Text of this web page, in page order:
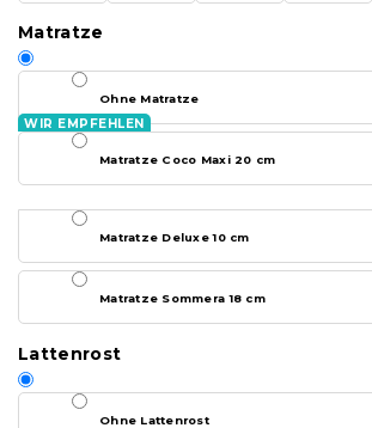
Matratze
Ohne Matratze
Matratze Coco Maxi 20 cm
Matratze Deluxe 10 cm
Matratze Sommera 18 cm
Lattenrost
Ohne Lattenrost